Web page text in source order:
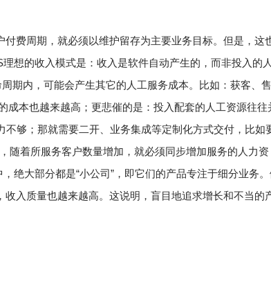
付费周期，就必须以维护留存为主要业务目标。但是，这
理想的收入模式是：收入是软件自动产生的，而非投入的人
期内，可能会产生其它的人工服务成本。比如：获客、售
本也越来越高；更悲催的是：投入配套的人工资源往往
够；那就需要二开、业务集成等定制化方式交付，比如
随着所服务客户数量增加，就必须同步增加服务的人力资
绝大部分都是“小公司”，即它们的产品专注于细分业务。
入质量也越来越高。 这说明，盲目地追求增长和不当的